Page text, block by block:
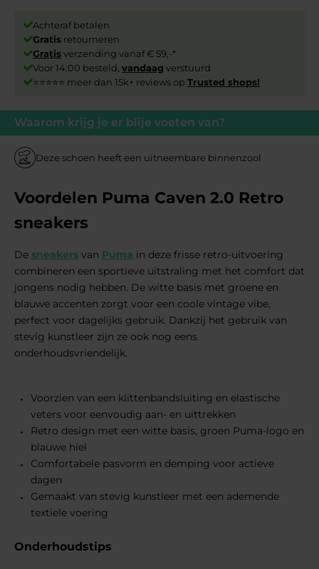
Waarom krijg je er blije voeten van?
Deze schoen heeft een uitneembare binnenzool
Voordelen Puma Caven 2.0 Retro
sneakers
De sneakers van Puma in deze frisse retro-uitvoering
combineren een sportieve uitstraling met het comfort dat
jongens nodig hebben. De witte basis met groene en
blauwe accenten zorgt voor een coole vintage vibe,
perfect voor dagelijks gebruik. Dankzij het gebruik van
stevig kunstleer zijn ze ook nog eens
onderhoudsvriendelijk.
Voorzien van een klittenbandsluiting en elastische
veters voor eenvoudig aan- en uittrekken
Retro design met een witte basis, groen Puma-logo en
blauwe hiel
Comfortabele pasvorm en demping voor actieve
dagen
Gemaakt van stevig kunstleer met een ademende
textiele voering
Onderhoudstips
Achteraf betalen
Gratis retourneren
Gratisverzending vanaf € 59,-*
Voor 14:00 besteld, vandaag verstuurd
⭐⭐⭐⭐⭐ meer dan 15k+ reviews op Trusted shops!